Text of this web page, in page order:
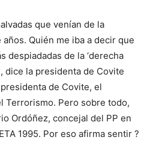
que venían de la
Quién me iba a decir que
despiadadas de la ‘derecha
dice la presidenta de Covite
de Covite, el
Terrorismo. Pero sobre todo,
Ordóñez, concejal del PP en
1995. Por eso afirma sentir ?